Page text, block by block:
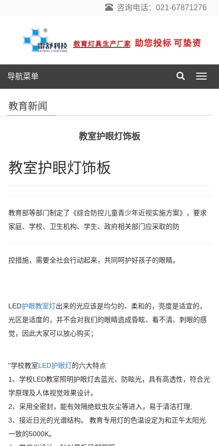
咨询电话：021-67871276
导
航
导航菜单
教育新闻
教室护眼灯饰板
教室护眼灯饰板
教育部等部门制定了《综合防控儿童青少年近视实施方案》，要求
家庭、学校、卫生机构、学生、政府相关部门应采取的防
控措施，需要全社会行动起来，共同呵护好孩子的眼睛。
LED护眼教室灯出来的光应该是均匀的、柔和的，亮度是适宜的，
光区是适度的，并不会对我们的眼睛造成昏眩、看不清、刺眼的感
觉，因此大家可以放心购买；
"学校教室LED护眼灯的六大特点
1、学校LED教室照明护眼灯去蓝光、防眩光，具有高透性，符合光
学原理及人体视觉效果设计。
2、采用全密封，能有效隔绝蚊虫灰尘等进入，易于清洁打理;
3、接近日光的光谱结构。 教育专用灯的色温设定为和正午太阳光
一致的5000K。